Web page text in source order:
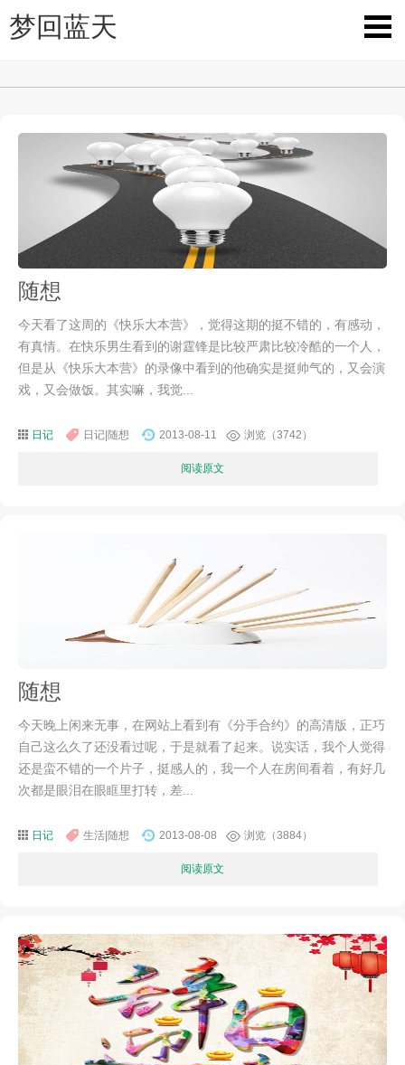
梦回蓝天
随想
今天看了这周的《快乐大本营》，觉得这期的挺不错的，有感动，
有真情。在快乐男生看到的谢霆锋是比较严肃比较冷酷的一个人，
但是从《快乐大本营》的录像中看到的他确实是挺帅气的，又会演
戏，又会做饭。其实嘛，我觉...
日记 日记|随想 2013-08-11 浏览（3742）
阅读原文
随想
今天晚上闲来无事，在网站上看到有《分手合约》的高清版，正巧
自己这么久了还没看过呢，于是就看了起来。说实话，我个人觉得
还是蛮不错的一个片子，挺感人的，我一个人在房间看着，有好几
次都是眼泪在眼眶里打转，差...
日记 生活|随想 2013-08-08 浏览（3884）
阅读原文